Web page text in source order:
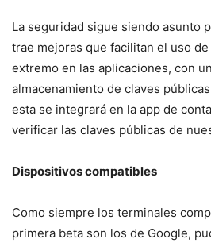
La seguridad sigue siendo asunto
trae mejoras que facilitan el uso
extremo en las aplicaciones, con
almacenamiento de claves
esta se integrará en la app de
verificar las claves públicas de
Dispositivos compatibles
Como siempre los terminales
primera beta son los de Google,